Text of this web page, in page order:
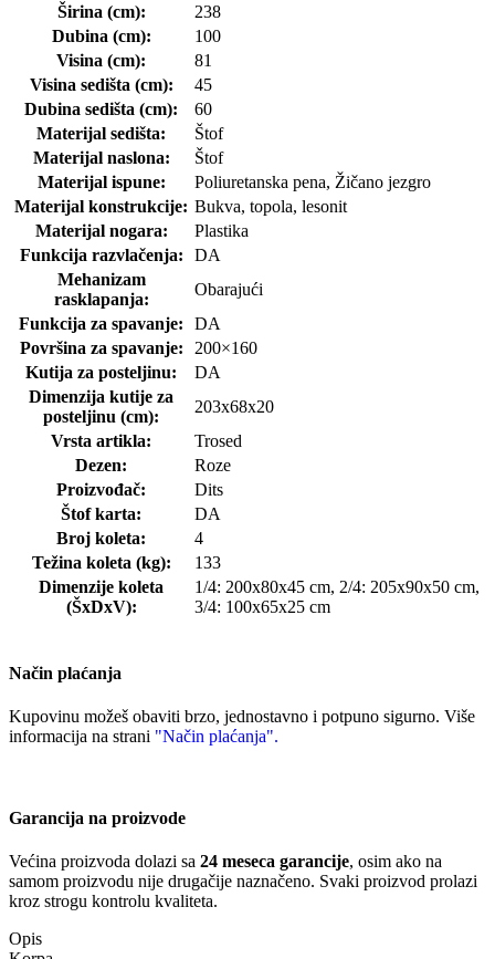
Širina (cm):
238
Dubina (cm):
100
Visina (cm):
81
Visina sedišta (cm):
45
Dubina sedišta (cm):
60
Materijal sedišta:
Štof
Materijal naslona:
Štof
Materijal ispune:
Poliuretanska pena, Žičano jezgro
Materijal konstrukcije: Bukva, topola, lesonit
Materijal nogara:
Plastika
Funkcija razvlačenja:
DA
Mehanizam
rasklapanja:
Obarajući
Funkcija za spavanje:
DA
Površina za spavanje:
200×160
Kutija za posteljinu:
DA
Dimenzija kutije za
posteljinu (cm):
203x68x20
Vrsta artikla:
Trosed
Dezen:
Roze
Proizvođač:
Dits
Štof karta:
DA
Broj koleta:
4
Težina koleta (kg):
133
Dimenzije koleta
(ŠxDxV):
1/4: 200x80x45 cm, 2/4: 205x90x50 cm,
3/4: 100x65x25 cm
Način plaćanja
Kupovinu možeš obaviti brzo, jednostavno i potpuno sigurno. Više
informacija na strani "Način plaćanja".
Garancija na proizvode
Većina proizvoda dolazi sa 24 meseca garancije, osim ako na
samom proizvodu nije drugačije naznačeno. Svaki proizvod prolazi
kroz strogu kontrolu kvaliteta.
Opis